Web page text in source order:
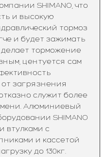
SHIMANO, что
и высокую
тормоз
и будет зажимать
делает торможение
центуется сам
загрязнения
служит более
Алюминиевый
SHIMANO
втулками с
и кассетой
до 130кг.